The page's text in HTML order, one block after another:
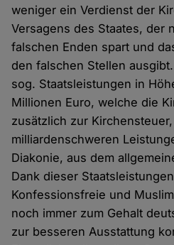
weniger ein Verdienst der
Versagens des Staates, der
falschen Enden spart und
den falschen Stellen
sog. Staatsleistungen in
Millionen Euro, welche die
zusätzlich zur
milliardenschweren
Diakonie, aus dem
Dank dieser
Konfessionsfreie und
noch immer zum Gehalt
zur besseren Ausstattung